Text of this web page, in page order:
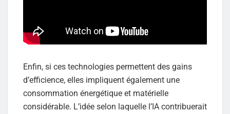
Enfin, si ces technologies permettent des gains
d’efficience, elles impliquent également une
consommation énergétique et matérielle
considérable. L’idée selon laquelle l’IA contribuerait